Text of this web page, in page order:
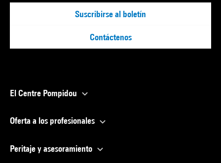
Suscribirse al boletín
Contáctenos
El Centre Pompidou
Oferta a los profesionales
Peritaje y asesoramiento